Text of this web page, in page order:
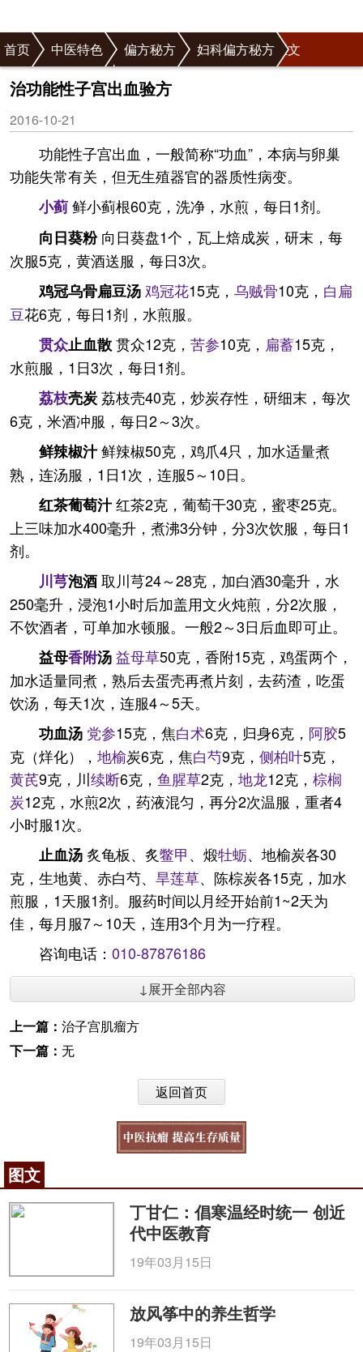
首页 中医特色 偏方秘方
妇科偏方秘方
宫颈病偏方秘方
正文
治功能性子宫出血验方
2016-10-21
功能性子宫出血，一般简称“功血”，本病与卵巢
功能失常有关，但无生殖器官的器质性病变。
小蓟鲜小蓟根60克，洗净，水煎，每日1剂。
向日葵粉向日葵盘1个，瓦上焙成炭，研末，每
次服5克，黄酒送服，每日3次。
鸡冠乌骨扁豆汤 鸡冠花15克， 乌贼骨10克， 白扁
豆花6克，每日1剂，水煎服。
贯众止血散贯众12克， 苦参10克， 扁蓄15克，
水煎服，1日3次，每日1剂。
荔枝壳炭荔枝壳40克，炒炭存性，研细末，每次
6克，米酒冲服，每日2～3次。
鲜辣椒汁鲜辣椒50克，鸡爪4只，加水适量煮
熟，连汤服，1日1次，连服5～10日。
红茶葡萄汁红茶2克，葡萄干30克，蜜枣25克。
上三味加水400毫升，煮沸3分钟，分3次饮服，每日1
剂。
川芎泡酒取川芎24～28克，加白酒30毫升，水
250毫升，浸泡1小时后加盖用文火炖煎，分2次服，
不饮酒者，可单加水顿服。一般2～3日后血即可止。
益母香附汤益母草50克，香附15克，鸡蛋两个，
加水适量同煮，熟后去蛋壳再煮片刻，去药渣，吃蛋
饮汤，每天1次，连服4～5天。
功血汤 党参15克，焦白术6克，归身6克， 阿胶5
克（烊化）， 地榆炭6克，焦白芍9克， 侧柏叶5克，
黄芪9克，川续断6克， 鱼腥草2克， 地龙12克， 棕榈
炭12克，水煎2次，药液混匀，再分2次温服，重者4
小时服1次。
止血汤炙龟板、炙鳖甲、煅牡蛎、地榆炭各30
克，生地黄、赤白芍、 旱莲草、陈棕炭各15克，加水
煎服，1天服1剂。服药时间以月经开始前1~2天为
佳，每月服7～10天，连用3个月为一疗程。
咨询电话： 010-87876186
↓展开全部内容
上一篇： 治子宫肌瘤方
下一篇： 无
返回首页
图文
丁甘仁：倡寒温经时统一 创近
代中医教育
19年03月15日
放风筝中的养生哲学
19年03月15日